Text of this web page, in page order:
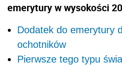
emerytury w wysokości
Dodatek do emerytury
ochotników
Pierwsze tego typu